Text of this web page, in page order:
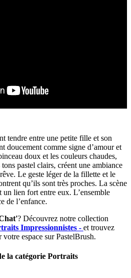
tendre entre une petite fille et son
doucement comme signe d’amour et
doux et les couleurs chaudes,
pastel clairs, créent une ambiance
Le geste léger de la fillette et le
qu’ils sont très proches. La scène
un lien fort entre eux. L’ensemble
de l’enfance.
? Découvrez notre collection
Impressionnistes - et trouvez
espace sur PastelBrush.
la catégorie Portraits